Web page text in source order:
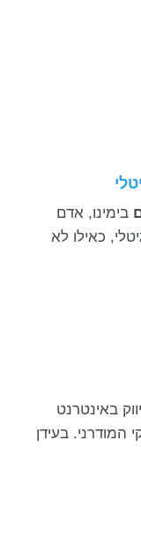
בימינו, אדם
כאילו לא
באינטרנט
המודרני. בעידן